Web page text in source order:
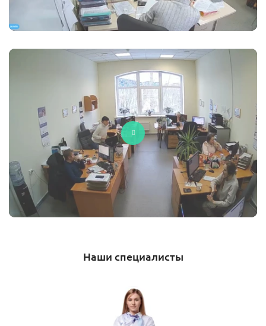
Наши специалисты